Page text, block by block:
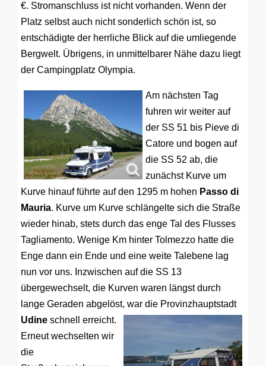
€. Stromanschluss ist nicht vorhanden. Wenn der
Platz selbst auch nicht sonderlich schön ist, so
entschädigte der herrliche Blick auf die umliegende
Bergwelt. Übrigens, in unmittelbarer Nähe dazu liegt
der Campingplatz Olympia.
Am nächsten Tag
fuhren wir weiter auf
der SS 51 bis Pieve di
Catore und bogen auf
die SS 52 ab, die
zunächst Kurve um
Kurve hinauf führte auf den 1295 m hohen Passo di
Mauria. Kurve um Kurve schlängelte sich die Straße
wieder hinab, stets durch das enge Tal des Flusses
Tagliamento. Wenige Km hinter Tolmezzo hatte die
Enge dann ein Ende und eine weite Talebene lag
nun vor uns. Inzwischen auf die SS 13
übergewechselt, die Kurven waren längst durch
lange Geraden abgelöst, war die Provinzhauptstadt
Udine schnell erreicht.
Erneut wechselten wir
die